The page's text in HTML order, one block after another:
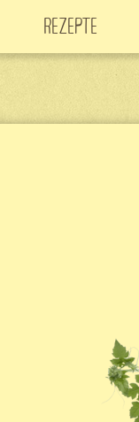
Rezepte
Filme